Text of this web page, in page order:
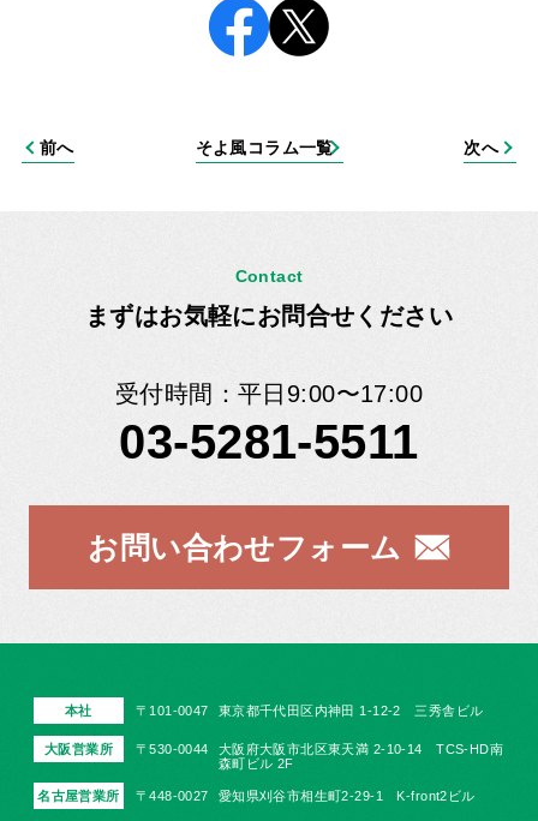
前へ そよ風コラム一覧 次へ
Contact
まずはお気軽にお問合せください
受付時間：平日9:00〜17:00
03-5281-5511
お問い合わせフォーム
本社 〒101-0047 東京都千代田区内神田 1-12-2 三秀舎ビル
大阪営業所 〒530-0044
大阪府大阪市北区東天満 2-10-14 TCS-HD南
森町ビル 2F
名古屋営業所 〒448-0027 愛知県刈谷市相生町2-29-1 K-front2ビル